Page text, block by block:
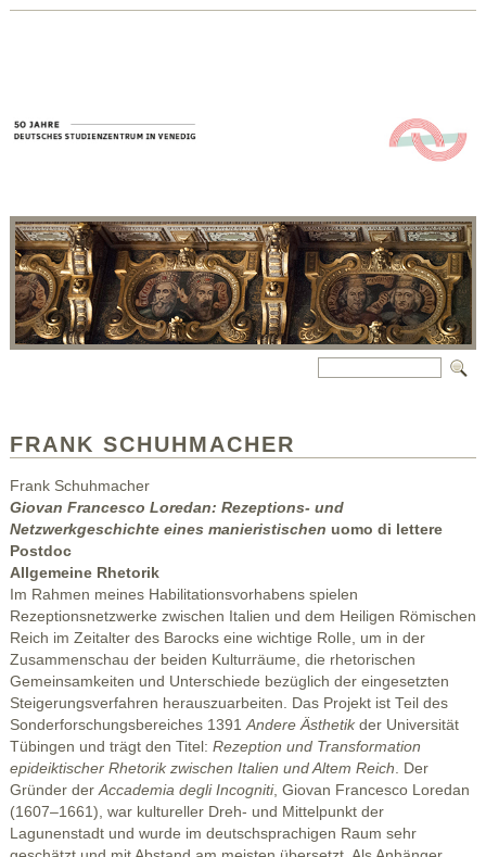
FRANK SCHUHMACHER
Frank Schuhmacher
Giovan Francesco Loredan: Rezeptions- und
Netzwerkgeschichte eines manieristischen uomo di lettere
Postdoc
Allgemeine Rhetorik
Im Rahmen meines Habilitationsvorhabens spielen
Rezeptionsnetzwerke zwischen Italien und dem Heiligen Römischen
Reich im Zeitalter des Barocks eine wichtige Rolle, um in der
Zusammenschau der beiden Kulturräume, die rhetorischen
Gemeinsamkeiten und Unterschiede bezüglich der eingesetzten
Steigerungsverfahren herauszuarbeiten. Das Projekt ist Teil des
Sonderforschungsbereiches 1391Andere Ästhetikder Universität
Tübingen und trägt den Titel: Rezeption und Transformation
epideiktischer Rhetorik zwischen Italien und Altem Reich. Der
Gründer derAccademia degli Incogniti, Giovan Francesco Loredan
(1607–1661), war kultureller Dreh- und Mittelpunkt der
Lagunenstadt und wurde im deutschsprachigen Raum sehr